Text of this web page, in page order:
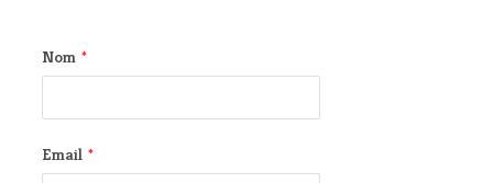
Nom *
Email *